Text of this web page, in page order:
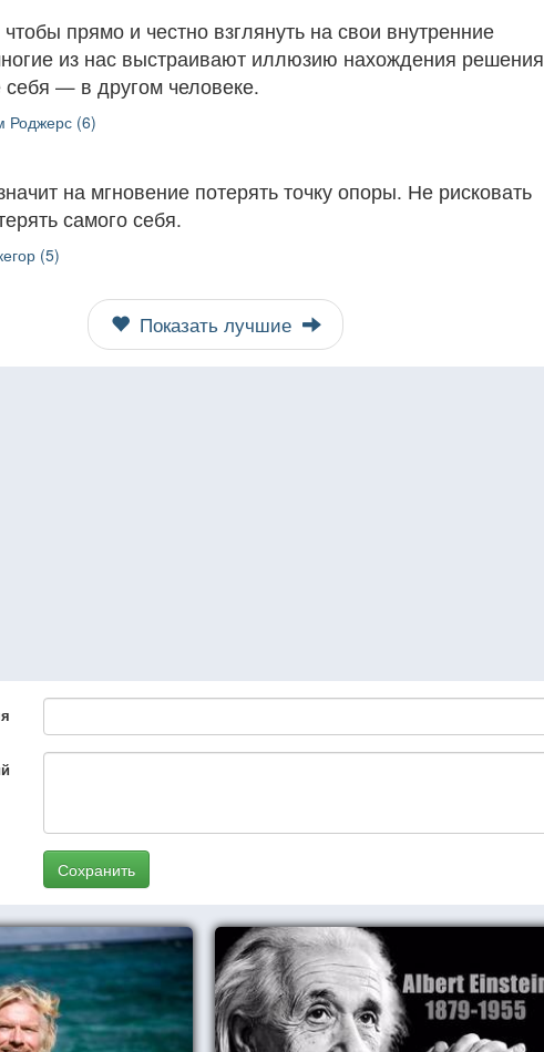
прямо и честно взглянуть на свои внутренние
из нас выстраивают иллюзию нахождения решения
— в другом человеке.
Роджерс (6)
на мгновение потерять точку опоры. Не рисковать
самого себя.
(5)
Показать лучшие
Сохранить